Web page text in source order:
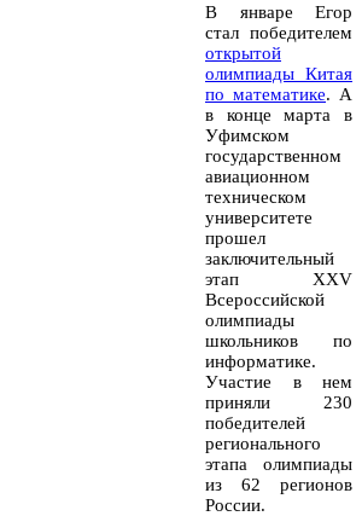
В январе Егор
стал победителем
открытой
олимпиады Китая
по математике. А
в конце марта в
Уфимском
государственном
авиационном
техническом
университете
прошел
заключительный
этап XXV
Всероссийской
олимпиады
школьников по
информатике.
Участие в нем
приняли 230
победителей
регионального
этапа олимпиады
из 62 регионов
России.